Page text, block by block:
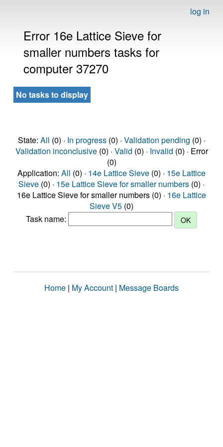
log in
Error 16e Lattice Sieve for
smaller numbers tasks for
computer 37270
No tasks to display
State: All (0) · In progress(0) · Validation pending (0) ·
Validation inconclusive(0) · Valid (0) · Invalid (0) · Error
(0)
Application: All (0) · 14e Lattice Sieve (0) · 15e Lattice
Sieve (0) · 15e Lattice Sieve for smaller numbers (0) ·
16e Lattice Sieve for smaller numbers (0) · 16e Lattice
Sieve V5 (0)
Task name:
Home | My Account | Message Boards